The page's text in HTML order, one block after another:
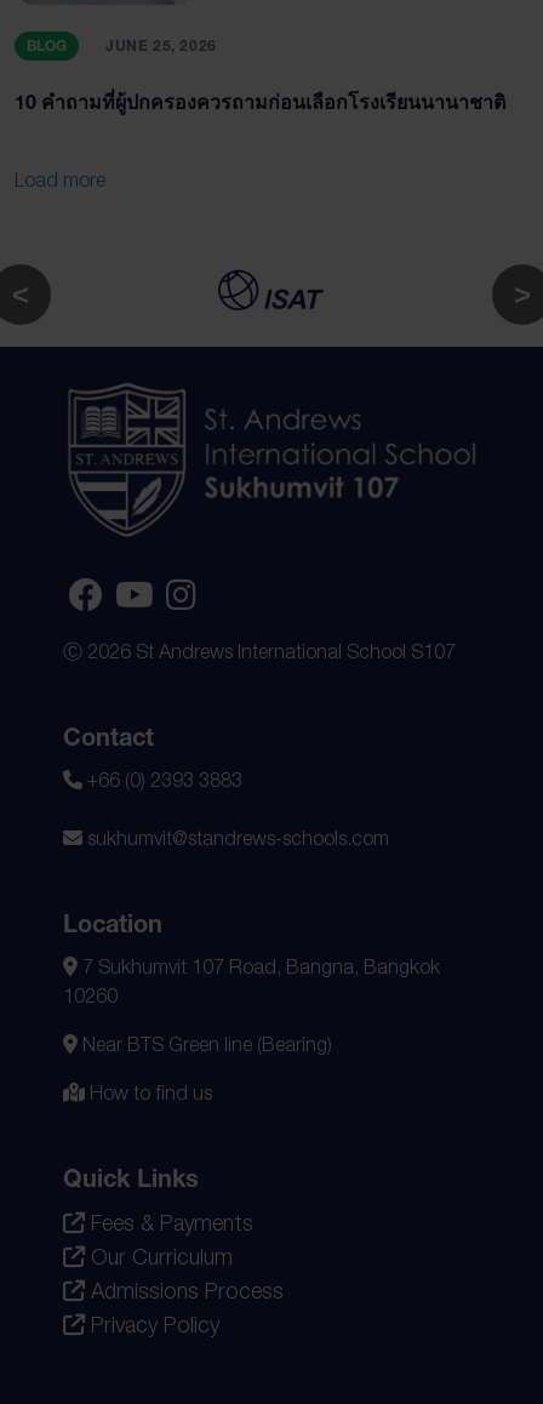
BLOG JUNE 25, 2026
10 คำถามที่ผู้ปกครองควรถามก่อนเลือกโรงเรียนนานาชาติ
Load more
Ⓒ 2026 St Andrews International School S107
Contact
+66 (0) 2393 3883
sukhumvit@standrews-schools.com
Location
7 Sukhumvit 107 Road, Bangna, Bangkok
10260
Near BTS Green line (Bearing)
How to find us
Quick Links
Fees & Payments
Our Curriculum
Admissions Process
Privacy Policy